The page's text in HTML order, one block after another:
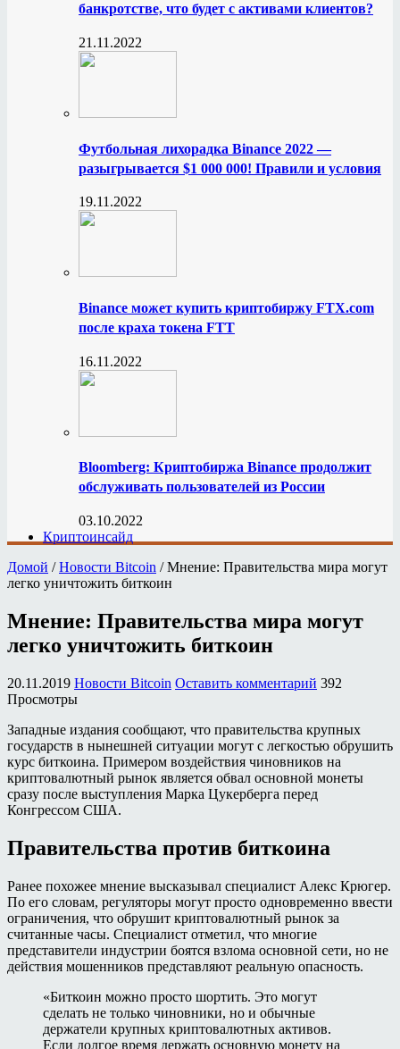
банкротстве, что будет с активами клиентов?
21.11.2022
Футбольная лихорадка Binance 2022 —
разыгрывается $1 000 000! Правили и условия
19.11.2022
Binance может купить криптобиржу FTX.com
после краха токена FTT
16.11.2022
Bloomberg: Криптобиржа Binance продолжит
обслуживать пользователей из России
03.10.2022
Криптоинсайд
Домой / Новости Bitcoin / Мнение: Правительства мира могут
легко уничтожить биткоин
Мнение: Правительства мира могут
легко уничтожить биткоин
20.11.2019 Новости Bitcoin Оставить комментарий 392
Просмотры
Западные издания сообщают, что правительства крупных
государств в нынешней ситуации могут с легкостью обрушить
курс биткоина. Примером воздействия чиновников на
криптовалютный рынок является обвал основной монеты
сразу после выступления Марка Цукерберга перед
Конгрессом США.
Правительства против биткоина
Ранее похожее мнение высказывал специалист Алекс Крюгер.
По его словам, регуляторы могут просто одновременно ввести
ограничения, что обрушит криптовалютный рынок за
считанные часы. Специалист отметил, что многие
представители индустрии боятся взлома основной сети, но не
действия мошенников представляют реальную опасность.
«Биткоин можно просто шортить. Это могут
сделать не только чиновники, но и обычные
держатели крупных криптовалютных активов.
Если долгое время держать основную монету на